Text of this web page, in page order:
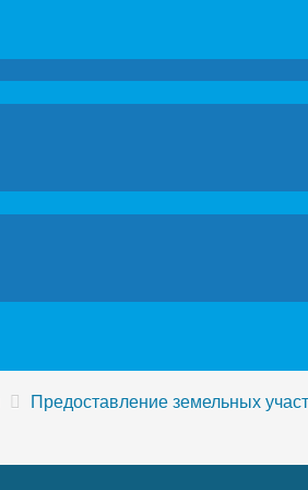
Предоставление земельных